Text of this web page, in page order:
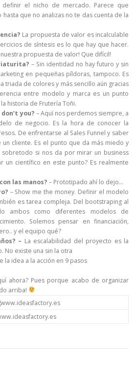
definir el nicho de mercado. Parece que
que no analizas no te das cuenta de la
La propuesta de valor es incalculable
de síntesis es lo que hay que hacer.
propuesta de valor! Que difícil!
– Sin identidad no hay futuro y sin
en pequeñas píldoras, tampoco. Es
triada de colores y más sencillo aún gracias
entre modelo y marca es un punto
historia de Frutería Toñi.
you? – Aquí nos perdemos siempre, a
de negocio. Es la hora de conocer la
De enfrentarse al Sales Funnel y saber
cliente. Es el punto que da más miedo y
si nos da por mirar un business
un científico en este punto? Es realmente
las manos? – Prototipado ahí lo dejo…
– Show me the money. Definir el modelo
es tarea compleja. Del bootstraping al
ambos como diferentes modelos de
Solemos pensar en financiación,
y el equipo qué?
– La escalabilidad del proyecto es la
No existe una sin la otra
la idea a la acción en 9 pasos
ahora? Pues porque acabo de organizar
arriba!